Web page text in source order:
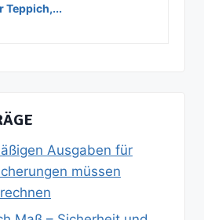
Teppich,...
Ausgaben für
müssen